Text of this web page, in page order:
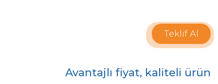
Teklif Al
Avantajlı fiyat, kaliteli ürün